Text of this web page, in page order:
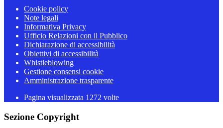
Cookie policy
Note legali
Informativa Privacy
Ufficio Relazioni con il Pubblico
Dichiarazione di accessibilità
Obiettivi di accessibilità
Whistleblowing
Gestione consensi cookie
Amministrazione trasparente
Pagina visualizzata 1272 volte
Sezione Copyright